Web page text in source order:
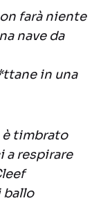
farà niente
nave da
in una
è timbrato
a respirare
ballo